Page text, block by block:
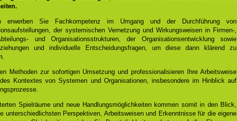
erwerben Sie Fachkompetenz im Umgang und der Durchführung von
der systemischen Vernetzung und Wirkungsweisen in Firmen-,
und Organisationsstrukturen, der Organisationsentwicklung sowie
und individuelle Entscheidungsfragen, um diese dann klärend zu
Methoden zur sofortigen Umsetzung und professionalisieren Ihre Arbeitsweise
Kontextes von Systemen und Organisationen, insbesondere im Hinblick auf
Spielräume und neue Handlungsmöglichkeiten kommen somit in den Blick,
unterschiedlichsten Perspektiven, Arbeitsweisen und Erkenntnisse für die eigene